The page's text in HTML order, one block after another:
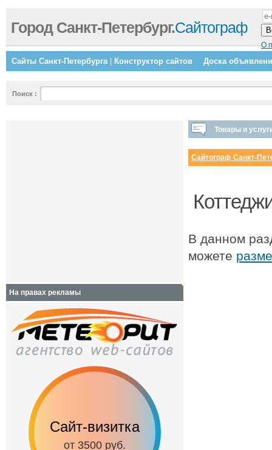
О
Город Санкт-Петербург.Сайтограф
Сайты Санкт-Петербурга| Конструктор сайтов Доска
Поиск :
Товары и
Сайтограф Санкт-
В данном
можете
На правах рекламы
Сайт-визитка
от 3500 руб.